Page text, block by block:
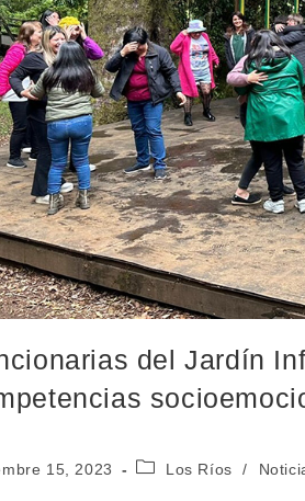
del Jardín
15, 2023 Los Ríos /